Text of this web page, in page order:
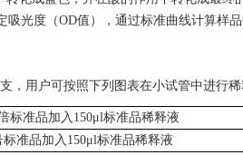
光度（OD值），通过标准曲线计算样
，用户可按照下列图表在小试管中进行稀
标准品加入150μl标准品稀释液
标准品加入150μl标准品稀释液